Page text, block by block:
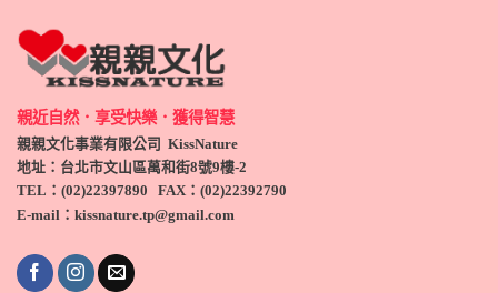
親近自然．享受快樂．獲得智慧
親親文化事業有限公司 KissNature
地址：台北市文山區萬和街8號9樓-2
TEL ：(02)22397890 FAX：(02)22392790
E-mail：kissnature.tp@gmail.com